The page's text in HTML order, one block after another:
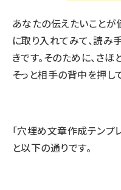
あなたの伝えたいことが
に取り入れてみて、読み
きです。そのために、さ
そっと相手の背中を押し
「穴埋め文章作成テンプ
と以下の通りです。